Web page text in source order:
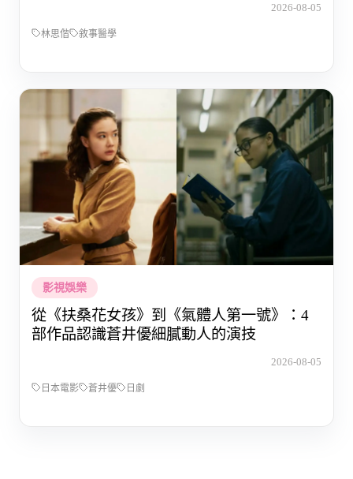
2026-08-05
林思偕 敘事醫學
影視娛樂
從《扶桑花女孩》到《氣體人第一號》：4
部作品認識蒼井優細膩動人的演技
2026-08-05
日本電影 蒼井優 日劇